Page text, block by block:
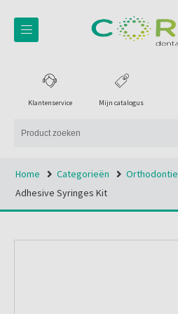
Mijn catalogus
Klantenservice
Home Categorieën Orthodontie
Adhesive Syringes Kit